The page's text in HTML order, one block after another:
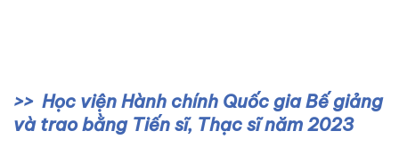
Học viện Hành chính Quốc gia Bế giảng
và trao bằng Tiến sĩ, Thạc sĩ năm 2023